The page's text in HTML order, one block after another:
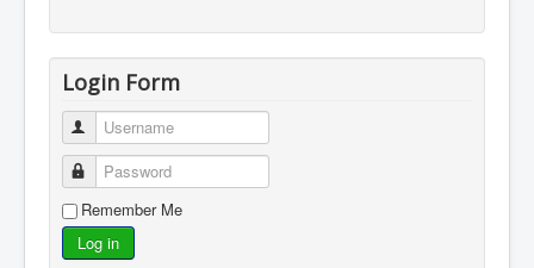
Login Form
Username
Password
Remember Me
Log in